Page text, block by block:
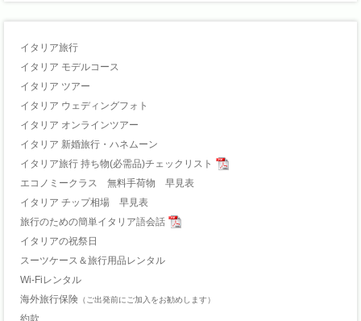
イタリア旅行
イタリア モデルコース
イタリア ツアー
イタリア ウェディングフォト
イタリア オンラインツアー
イタリア 新婚旅行・ハネムーン
イタリア旅行 持ち物(必需品)チェックリスト
エコノミークラス 無料手荷物 早見表
イタリア チップ相場 早見表
旅行のための簡単イタリア語会話
イタリアの祝祭日
スーツケース＆旅行用品レンタル
Wi-Fiレンタル
海外旅行保険 （ご出発前にご加入をお勧めします）
約款